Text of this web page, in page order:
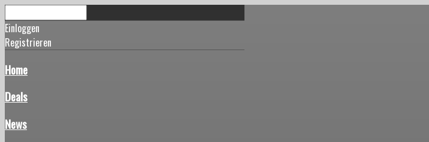
Einloggen
Registrieren
Home
Deals
News